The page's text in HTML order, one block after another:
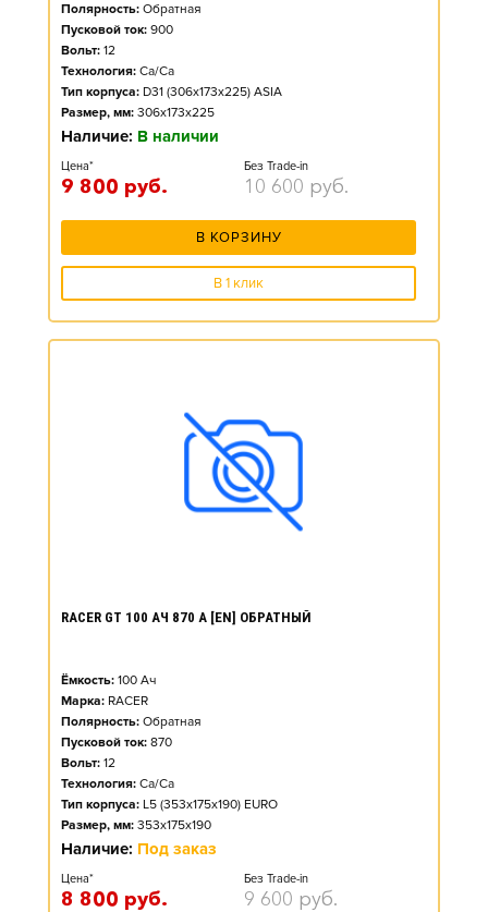
Полярность: Обратная
Пусковой ток: 900
Вольт: 12
Технология: Ca/Ca
Тип корпуса: D31 (306x173x225) ASIA
Размер, мм: 306x173x225
Наличие: В наличии
Цена*
9 800 руб.
Без Trade-in
10 600 руб.
В КОРЗИНУ
В 1 клик
RACER GT 100 АЧ 870 А [EN] ОБРАТНЫЙ
Ёмкость: 100 Ач
Марка: RACER
Полярность: Обратная
Пусковой ток: 870
Вольт: 12
Технология: Ca/Ca
Тип корпуса: L5 (353x175x190) EURO
Размер, мм: 353x175x190
Наличие: Под заказ
Цена*
8 800 руб.
Без Trade-in
9 600 руб.